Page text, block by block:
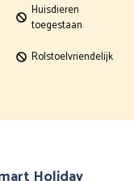
Huisdieren
toegestaan
Rolstoelvriendelijk